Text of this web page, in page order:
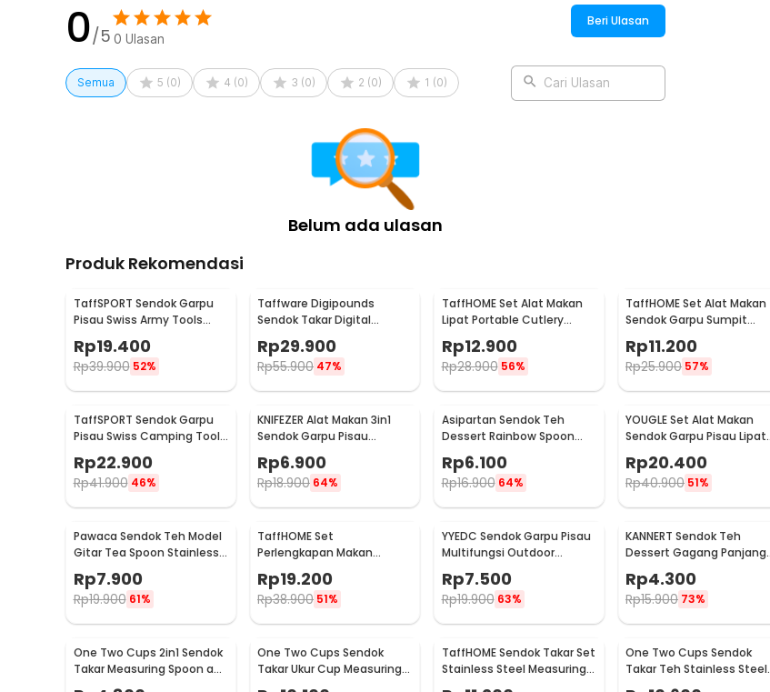
makan ini berbeda dari set alat makan biasa.
Rincian yang Anda dapatkan untuk pembelian produk ini:
0/5 0 Ulasan
Beri Ulasan
Semua 5 (0) 4 (0) 3 (0) 2 (0) 1 (0) Cari Ulasan
Belum ada ulasan
Produk Rekomendasi
TaffSPORT Sendok Garpu
Pisau Swiss Army Tools
Rp19.400
Rp39.900 52%
Taffware Digipounds
Sendok Takar Digital
- HM10
Rp29.900
Rp55.900 47%
TaffHOME Set Alat Makan
Lipat Portable Cutlery
Rp12.900
Rp28.900 56%
TaffHOME Set Alat Makan
Sendok Garpu Sumpit
CJ0091
Rp11.200
Rp25.900 57%
TaffSPORT Sendok Garpu
Pisau Swiss Camping Tools
A008
Rp22.900
Rp41.900 46%
KNIFEZER Alat Makan 3in1
Sendok Garpu Pisau
Stainless Travel 20cm -
HG1514
Rp6.900
Rp18.900 64%
Asipartan Sendok Teh
Dessert Rainbow Spoon
Stainless Steel Bulat - A014
Rp6.100
Rp16.900 64%
YOUGLE Set Alat Makan
Sendok Garpu Pisau Lipat
Rp20.400
Rp40.900 51%
Pawaca Sendok Teh Model
Gitar Tea Spoon Stainless
Rp7.900
Rp19.900 61%
TaffHOME Set
Perlengkapan Makan
Bambu Cutlery Set -
EA02510
Rp19.200
Rp38.900 51%
YYEDC Sendok Garpu Pisau
Multifungsi Outdoor
LX708
Rp7.500
Rp19.900 63%
KANNERT Sendok Teh
Dessert Gagang Panjang
Long Spoon Stainless Steel
- RR-11
Rp4.300
Rp15.900 73%
One Two Cups 2in1 Sendok
Takar Measuring Spoon and
Coffee Tamper - G1120
One Two Cups Sendok
Takar Ukur Cup Measuring
TaffHOME Sendok Takar Set
Stainless Steel Measuring
One Two Cups Sendok
Takar Teh Stainless Steel
Measuring Spoon 5 PCS -